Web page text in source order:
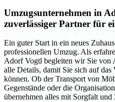
Umzugsunternehmen in
zuverlässiger Partner für
Ein guter Start in ein neues
professionellen Umzug. Als
Adorf Vogtl begleiten wir Sie von
alle Details, damit Sie sich auf das
können. Ob der Transport von
Gegenstände oder die
übernehmen alles mit Sorgfalt und